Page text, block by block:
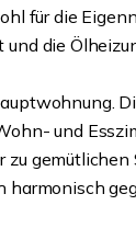
für die
die
und
harmonisch